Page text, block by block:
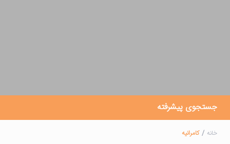
جستجوی پیشرفته
خانه کامرانیه